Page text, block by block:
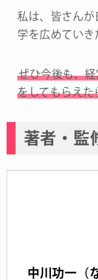
私は、皆さんが
学を広めていき
ぜひ今後も、
をしてもらえた
著者・監
中川功一（